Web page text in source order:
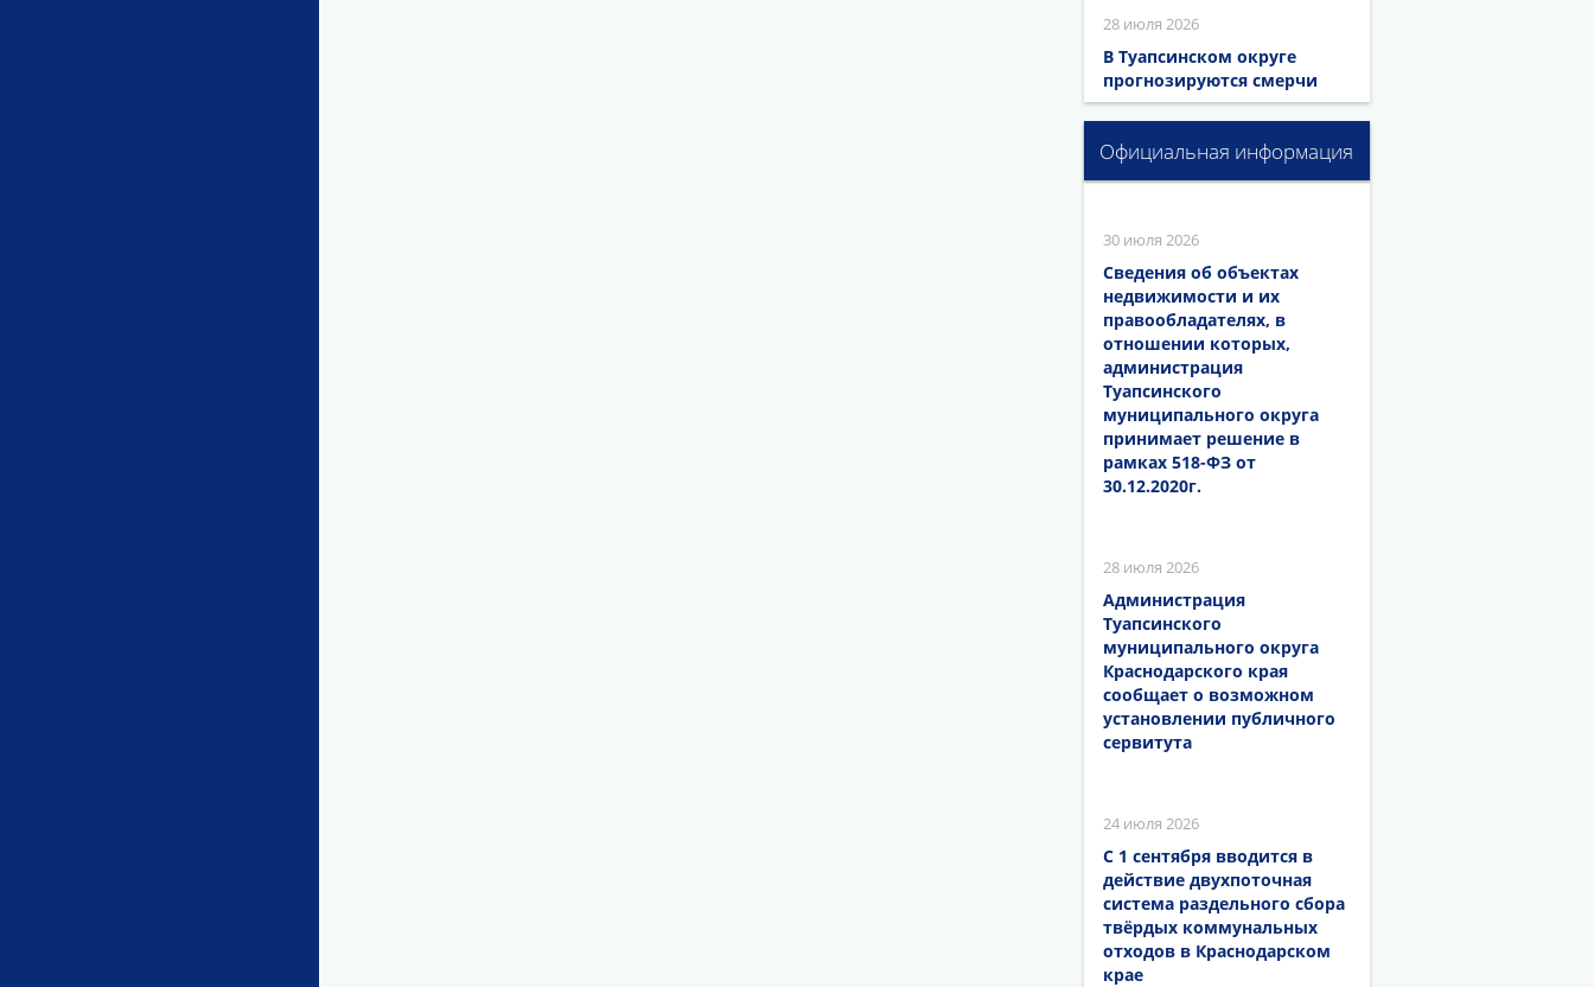
28 июля 2026
В Туапсинском округе
прогнозируются смерчи
Официальная информация
30 июля 2026
Сведения об объектах
недвижимости и их
правообладателях, в
отношении которых,
администрация
Туапсинского
муниципального округа
принимает решение в
рамках 518-ФЗ от
30.12.2020г.
28 июля 2026
Администрация
Туапсинского
муниципального округа
Краснодарского края
сообщает о возможном
установлении публичного
сервитута
24 июля 2026
С 1 сентября вводится в
действие двухпоточная
система раздельного сбора
твёрдых коммунальных
отходов в Краснодарском
крае